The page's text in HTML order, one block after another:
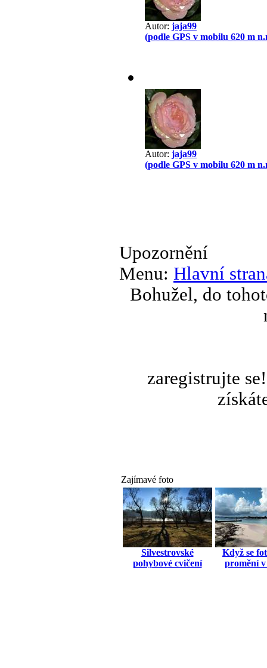
Autor: jaja99
(podle GPS v mobilu 620 m
Autor: jaja99
(podle GPS v mobilu 620 m
Upozornění
Menu: Hlavní
Bohužel, do
zaregistrujte
Zajímavé foto
Silvestrovské
pohybové cvičení
Když se
promění